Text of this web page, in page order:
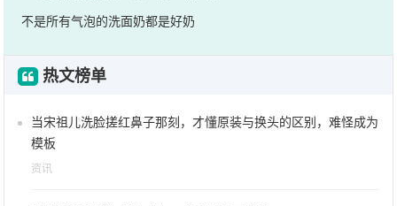
不是所有气泡的洗面奶都是好奶
热文榜单
当宋祖儿洗脸搓红鼻子那刻，才懂原装与换头的区别，难怪成为
模板
资讯